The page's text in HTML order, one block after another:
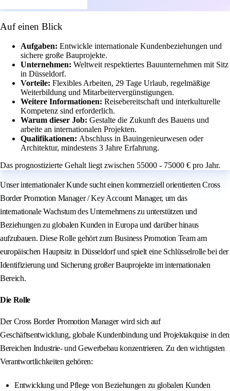
Auf einen Blick
Aufgaben: Entwickle internationale Kundenbeziehungen und
sichere große Bauprojekte.
Unternehmen: Weltweit respektiertes Bauunternehmen mit Sitz
in Düsseldorf.
Vorteile: Flexibles Arbeiten, 29 Tage Urlaub, regelmäßige
Weiterbildung und Mitarbeitervergünstigungen.
Weitere Informationen: Reisebereitschaft und interkulturelle
Kompetenz sind erforderlich.
Warum dieser Job: Gestalte die Zukunft des Bauens und
arbeite an internationalen Projekten.
Qualifikationen: Abschluss in Bauingenieurwesen oder
Architektur, mindestens 3 Jahre Erfahrung.
Das prognostizierte Gehalt liegt zwischen 55000 - 75000 € pro Jahr.
Unser internationaler Kunde sucht einen kommerziell orientierten Cross
Border Promotion Manager / Key Account Manager, um das
internationale Wachstum des Unternehmens zu unterstützen und
Beziehungen zu globalen Kunden in Europa und darüber hinaus
aufzubauen. Diese Rolle gehört zum Business Promotion Team am
europäischen Hauptsitz in Düsseldorf und spielt eine Schlüsselrolle bei der
Identifizierung und Sicherung großer Bauprojekte im internationalen
Bereich.
Die Rolle
Der Cross Border Promotion Manager wird sich auf
Geschäftsentwicklung, globale Kundenbindung und Projektakquise in den
Bereichen Industrie- und Gewerbebau konzentrieren. Zu den wichtigsten
Verantwortlichkeiten gehören:
Entwicklung und Pflege von Beziehungen zu globalen Kunden